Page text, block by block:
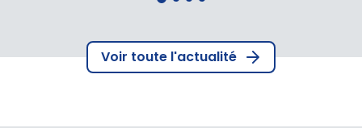
Voir toute l'actualité